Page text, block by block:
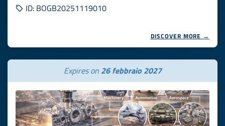
ID: BOGB20251119010
DISCOVER MORE →
Expires on 26 febbraio 2027